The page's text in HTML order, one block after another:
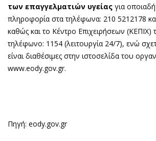
των επαγγελματιών υγείας για
πληροφορία στα τηλέφωνα: 210 5212178
καθώς και το Κέντρο Επιχειρήσεων
τηλέφωνο: 1154 (λειτουργία 24/7), ενώ
είναι διαθέσιμες στην ιστοσελίδα του
www.eody.gov.gr.
Πηγή: eody.gov.gr